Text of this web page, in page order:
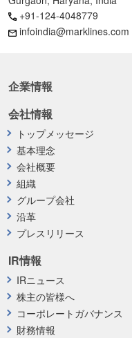
+91-124-4048779
infoindia@marklines.com
企業情報
会社情報
トップメッセージ
基本理念
会社概要
組織
グループ会社
沿革
プレスリリース
IR情報
IRニュース
株主の皆様へ
コーポレートガバナンス
財務情報